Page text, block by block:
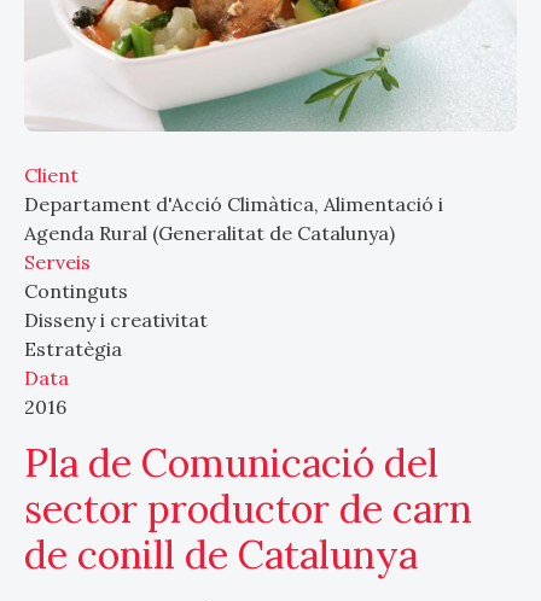
Client
Departament d'Acció Climàtica, Alimentació i
Agenda Rural (Generalitat de Catalunya)
Serveis
Continguts
Disseny i creativitat
Estratègia
Data
2016
Pla de Comunicació del
sector productor de carn
de conill de Catalunya